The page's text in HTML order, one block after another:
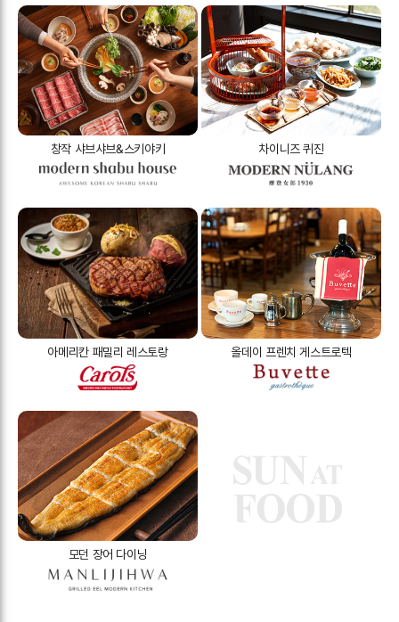
창작 샤브샤브&스키야키 차이니즈 퀴진
아메리칸 패밀리 레스토랑 올데이 프렌치 게스트로텍
모던 장어 다이닝